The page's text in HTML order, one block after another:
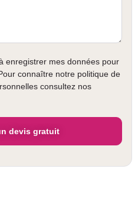
enregistrer mes données pour
connaître notre politique de
consultez nos